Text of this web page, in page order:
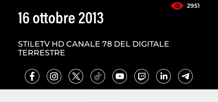
2951
16 ottobre 2013
STILETV HD CANALE 78 DEL DIGITALE
TERRESTRE